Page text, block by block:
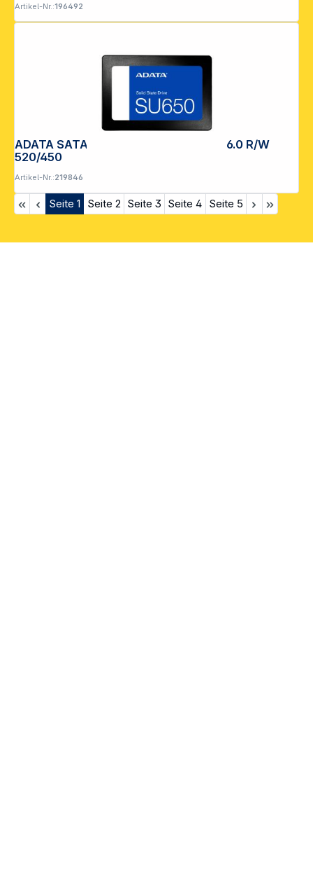
Artikel-Nr.:196492
ADATA SATA SSD SU650 2TB SATA III 6.0 R/W
520/450
Artikel-Nr.:219846
Seite 1 Seite 2 Seite 3 Seite 4 Seite 5